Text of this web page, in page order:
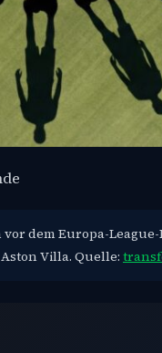
dem Europa-
Villa. Quelle: